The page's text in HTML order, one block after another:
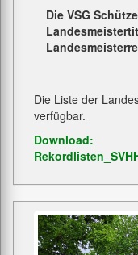
Die VSG
Die Liste der
verfügbar.
Download: